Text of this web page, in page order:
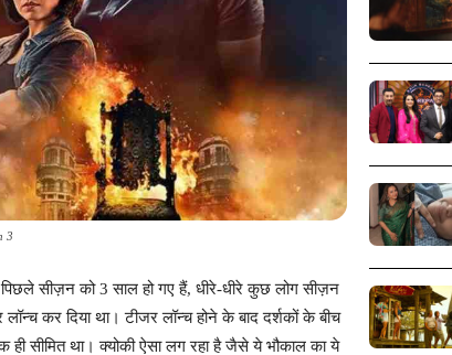
3
सीज़न को 3 साल हो गए हैं, धीरे-धीरे कुछ लोग सीज़न
कर दिया था। टीजर लॉन्च होने के बाद दर्शकों के बीच
ही सीमित था। क्योकी ऐसा लग रहा है जैसे ये भौकाल का ये